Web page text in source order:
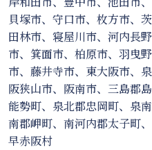
貝塚市、守口市、枚方市、
田林市、寝屋川市、河内長
市、箕面市、柏原市、羽曳
市、藤井寺市、東大阪市、
阪狭山市、阪南市、三島郡
能勢町、泉北郡忠岡町、泉
南郡岬町、南河内郡太子町
早赤阪村